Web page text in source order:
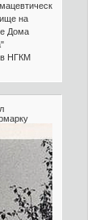
на
Дома
НГКМ